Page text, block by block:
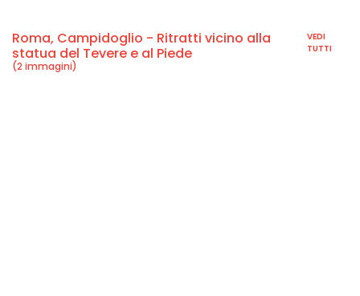
Roma, Campidoglio - Ritratti vicino alla
statua del Tevere e al Piede
(2 immagini)
VEDI
TUTTI